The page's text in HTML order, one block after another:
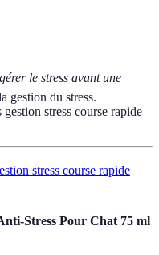
le stress avant une
gestion du stress.
stress course rapide
stress course rapide
Stress Pour Chat 75 ml